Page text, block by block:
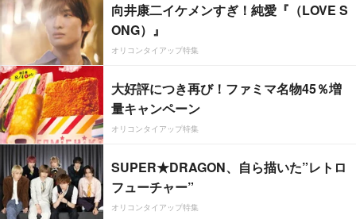
向井康二イケメンすぎ！純愛『（LOVE S
ONG）』
オリコンタイアップ特集
大好評につき再び！ファミマ名物45％増
量キャンペーン
オリコンタイアップ特集
SUPER★DRAGON、自ら描いた”レトロ
フューチャー”
オリコンタイアップ特集